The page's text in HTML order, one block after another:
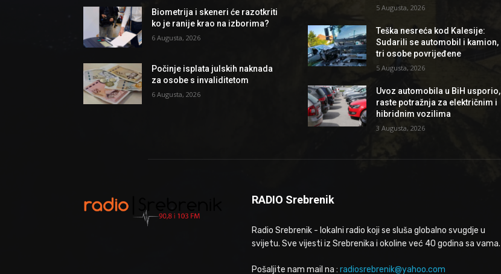
Biometrija i skeneri će razotkriti
ko je ranije krao na izborima?
6 Augusta, 2026
Počinje isplata julskih naknada
za osobe s invaliditetom
6 Augusta, 2026
5 Augusta, 2026
Teška nesreća kod Kalesije:
Sudarili se automobil i kamion,
tri osobe povrijeđene
5 Augusta, 2026
Uvoz automobila u BiH usporio,
raste potražnja za električnim i
hibridnim vozilima
3 Augusta, 2026
RADIO Srebrenik
Radio Srebrenik - lokalni radio koji se sluša globalno svugdje u
svijetu. Sve vijesti iz Srebrenika i okoline već 40 godina sa vama.
Pošaljite nam mail na : radiosrebrenik@yahoo.com